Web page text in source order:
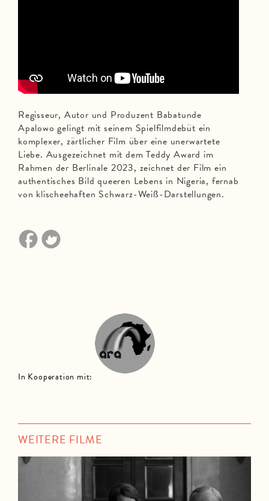
Regisseur, Autor und Produzent Babatunde
Apalowo gelingt mit seinem Spielfilmdebüt ein
komplexer, zärtlicher Film über eine unerwartete
Liebe. Ausgezeichnet mit dem Teddy Award im
Rahmen der Berlinale 2023, zeichnet der Film ein
authentisches Bild queeren Lebens in Nigeria, fernab
von klischeehaften Schwarz-Weiß-Darstellungen.
In Kooperation mit:
WEITERE FILME